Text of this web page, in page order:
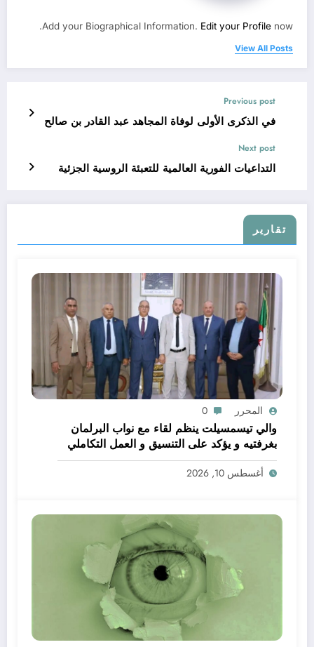
Add your Biographical Information. Edit your Profile now.
View All Posts
Previous post
في الذكرى الأولى لوفاة المجاهد عبد القادر بن صالح
Next post
التداعيات الفورية العالمية للتعبئة الروسية الجزئية
تقارير
المحرر 0
والي تيسمسيلت ينظم لقاء مع نواب البرلمان
بغرفتيه و يؤكد على التنسيق و العمل التكاملي
خدمة للتنمية و المواطن
أغسطس 10, 2026